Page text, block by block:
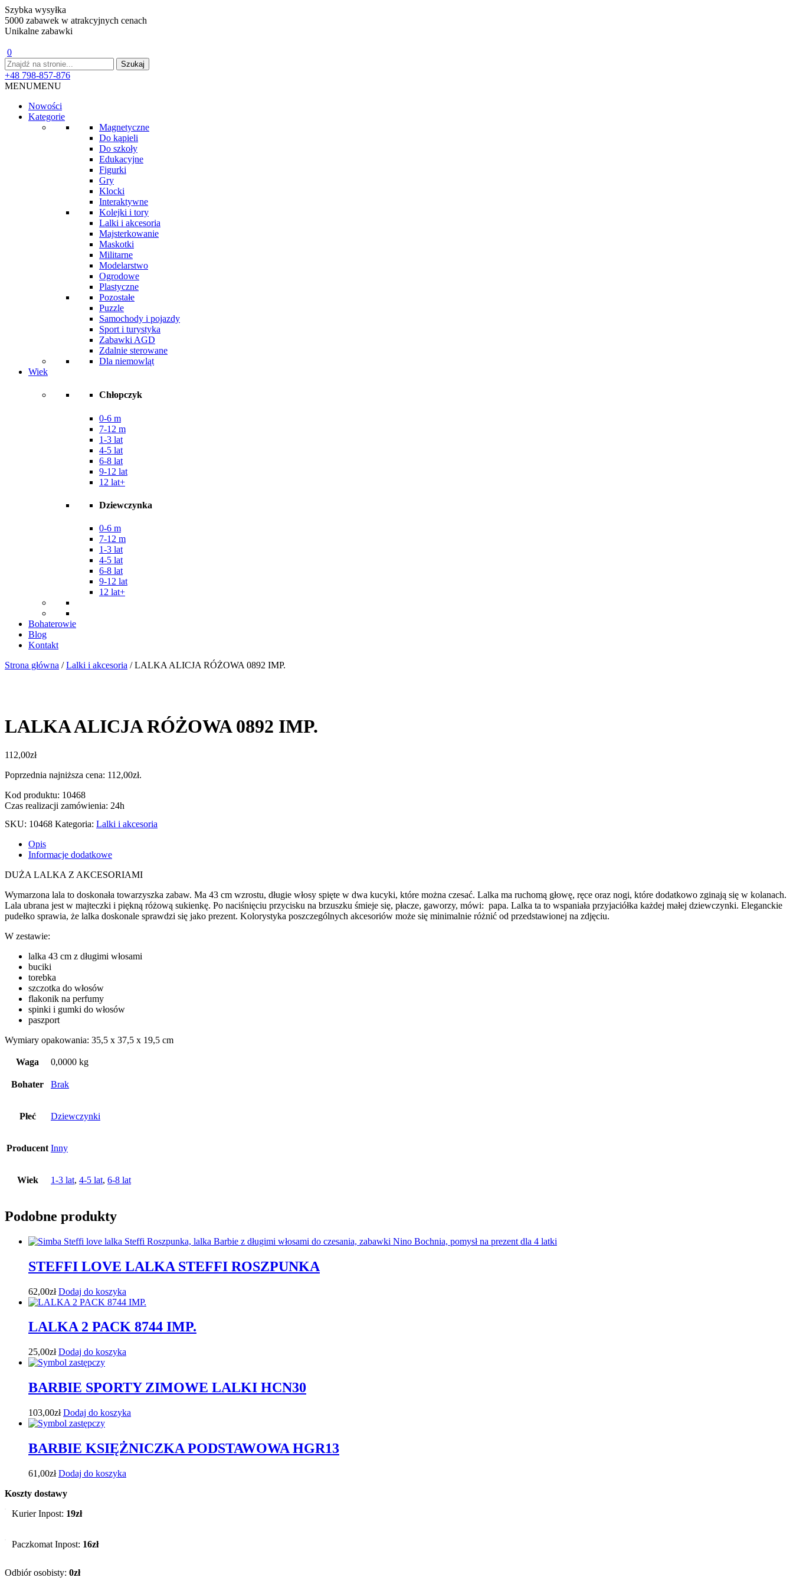
Szybka wysyłka
5000 zabawek w atrakcyjnych cenach
Unikalne zabawki
0
+48 798-857-876
MENUMENU
Nowości
Kategorie
Magnetyczne
Do kąpieli
Do szkoły
Edukacyjne
Figurki
Gry
Klocki
Interaktywne
Kolejki i tory
Lalki i akcesoria
Majsterkowanie
Maskotki
Militarne
Modelarstwo
Ogrodowe
Plastyczne
Pozostałe
Puzzle
Samochody i pojazdy
Sport i turystyka
Zabawki AGD
Zdalnie sterowane
Dla niemowląt
Wiek
Chłopczyk
0-6 m
7-12 m
1-3 lat
4-5 lat
6-8 lat
9-12 lat
12 lat+
Dziewczynka
0-6 m
7-12 m
1-3 lat
4-5 lat
6-8 lat
9-12 lat
12 lat+
Bohaterowie
Blog
Kontakt
Strona główna /Lalki i akcesoria / LALKA ALICJA RÓŻOWA 0892 IMP.
LALKA ALICJA RÓŻOWA 0892 IMP.
112,00zł
Poprzednia najniższa cena: 112,00zł.
Kod produktu: 10468
Czas realizacji zamówienia: 24h
SKU: 10468 Kategoria: Lalki i akcesoria
Opis
Informacje dodatkowe
DUŻA LALKA Z AKCESORIAMI
Wymarzona lala to doskonała towarzyszka zabaw. Ma 43 cm wzrostu, długie włosy spięte w dwa kucyki, które można czesać. Lalka ma ruchomą głowę, ręce oraz nogi, które dodatkowo zginają się w kolanach.
Lala ubrana jest w majteczki i piękną różową sukienkę. Po naciśnięciu przycisku na brzuszku śmieje się, płacze, gaworzy, mówi: papa. Lalka ta to wspaniała przyjaciółka każdej małej dziewczynki. Eleganckie
pudełko sprawia, że lalka doskonale sprawdzi się jako prezent. Kolorystyka poszczególnych akcesoriów może się minimalnie różnić od przedstawionej na zdjęciu.
W zestawie:
lalka 43 cm z długimi włosami
buciki
torebka
szczotka do włosów
flakonik na perfumy
spinki i gumki do włosów
paszport
Wymiary opakowania: 35,5 x 37,5 x 19,5 cm
Waga 0,0000 kg
Bohater Brak
Płeć Dziewczynki
Producent Inny
Wiek 1-3 lat, 4-5 lat, 6-8 lat
Podobne produkty
STEFFI LOVE LALKA STEFFI ROSZPUNKA
62,00zł Dodaj do koszyka
LALKA 2 PACK 8744 IMP.
25,00zł Dodaj do koszyka
BARBIE SPORTY ZIMOWE LALKI HCN30
103,00zł Dodaj do koszyka
BARBIE KSIĘŻNICZKA PODSTAWOWA HGR13
61,00zł Dodaj do koszyka
Koszty dostawy
Kurier Inpost: 19zł
Paczkomat Inpost: 16zł
Odbiór osobisty: 0zł